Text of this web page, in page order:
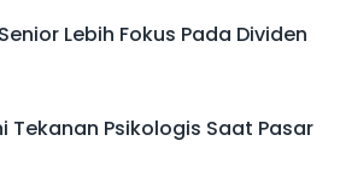
Lebih Fokus Pada Dividen
Tekanan Psikologis Saat Pasar